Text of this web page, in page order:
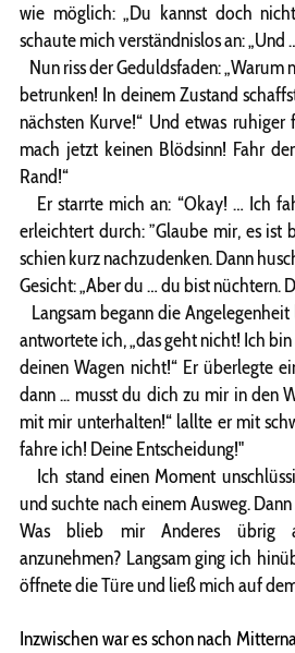
wie möglich: „Du kannst doch
schaute mich verständnislos an: „Und
Nun riss der Geduldsfaden:
betrunken! In deinem Zustand
nächsten Kurve!“ Und etwas
mach jetzt keinen Blödsinn! Fahr
Rand!“
Er starrte mich an: “Okay! … Ich
erleichtert durch: ”Glaube mir, es ist
schien kurz nachzudenken. Dann
Gesicht: „Aber du … du bist nüchtern.
Langsam begann die Angelegenheit
antwortete ich, „das geht nicht! Ich
deinen Wagen nicht!“ Er überlegte
dann ... musst du dich zu mir in den
mit mir unterhalten!“ lallte er mit
fahre ich! Deine Entscheidung!"
Ich stand einen Moment
und suchte nach einem Ausweg.
Was blieb mir Anderes übrig
anzunehmen? Langsam ging ich
öffnete die Türe und ließ mich auf
Inzwischen war es schon nach